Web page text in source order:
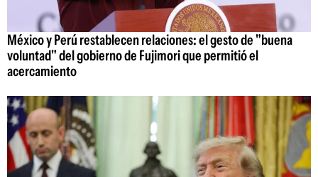
México y Perú restablecen relaciones: el gesto de "buena
voluntad" del gobierno de Fujimori que permitió el
acercamiento